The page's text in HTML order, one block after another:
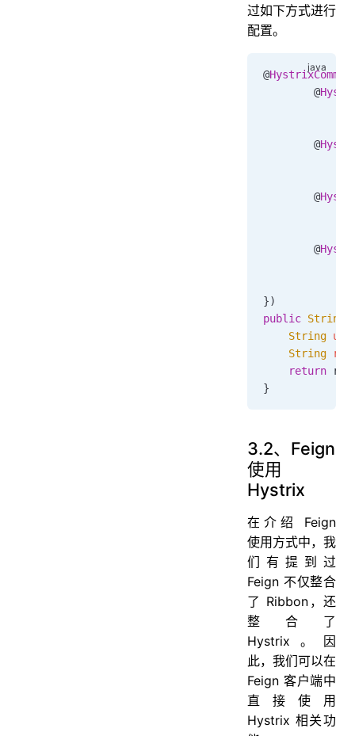
过如下方式进行
配置。
@
        @
        @
        @
        @
})
public String
    String
    String
    return
}
3.2、Feign
使用
Hystrix
在介绍 Feign
使用方式中，我
们有提到过
Feign 不仅整合
了 Ribbon，还
整合了
Hystrix。因
此，我们可以在
Feign 客户端中
直接使用
Hystrix 相关功